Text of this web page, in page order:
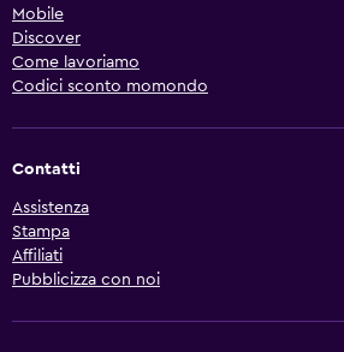
Mobile
Discover
Come lavoriamo
Codici sconto momondo
Contatti
Assistenza
Stampa
Affiliati
Pubblicizza con noi